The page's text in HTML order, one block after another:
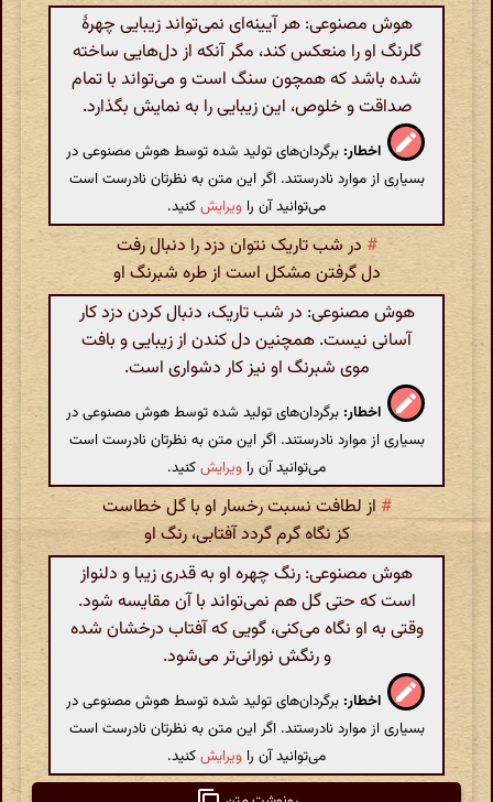
هوش مصنوعی: هر آیینه‌ای نمی‌تواند زیبایی چهرهٔ
گلرنگ او را منعکس کند، مگر آنکه از دل‌هایی ساخته
شده باشد که همچون سنگ است و می‌تواند با تمام
صداقت و خلوص، این زیبایی را به نمایش بگذارد.
اخطار: برگردان‌های تولید شده توسط هوش مصنوعی در
بسیاری از موارد نادرستند. اگر این متن به نظرتان نادرست است
می‌توانید آن را ویرایشکنید.
# در شب تاریک نتوان دزد را دنبال رفت
دل گرفتن مشکل است از طره شبرنگ او
هوش مصنوعی: در شب تاریک، دنبال کردن دزد کار
آسانی نیست. همچنین دل کندن از زیبایی و بافت
موی شبرنگ او نیز کار دشواری است.
اخطار: برگردان‌های تولید شده توسط هوش مصنوعی در
بسیاری از موارد نادرستند. اگر این متن به نظرتان نادرست است
می‌توانید آن را ویرایشکنید.
# از لطافت نسبت رخسار او با گل خطاست
کز نگاه گرم گردد آفتابی، رنگ او
هوش مصنوعی: رنگ چهره او به قدری زیبا و دلنواز
است که حتی گل هم نمی‌تواند با آن مقایسه شود.
وقتی به او نگاه می‌کنی، گویی که آفتاب درخشان شده
و رنگش نورانی‌تر می‌شود.
اخطار: برگردان‌های تولید شده توسط هوش مصنوعی در
بسیاری از موارد نادرستند. اگر این متن به نظرتان نادرست است
می‌توانید آن را ویرایشکنید.